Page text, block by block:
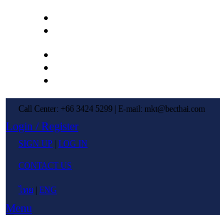
Call Center: +66 3424 5299 | E-mail: mkt@becthai.com
Login / Register
SIGN UP LOG IN
CONTACT US
ไทย ENG
Menu